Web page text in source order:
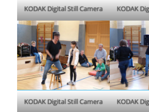
KODAK Digital Still Camera KODAK
KODAK Digital Still Camera KODAK